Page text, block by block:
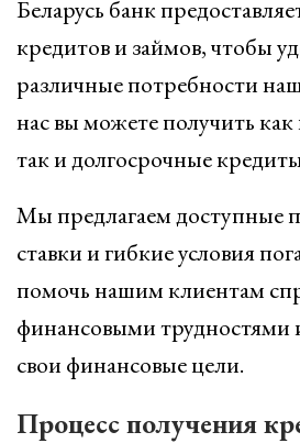
Беларусь банк
кредитов и займов, чтобы
различные потребности
нас вы можете получить
так и долгосрочные
Мы предлагаем доступные
ставки и гибкие условия
помочь нашим клиентам
финансовыми трудностями
свои финансовые цели.
Процесс получения